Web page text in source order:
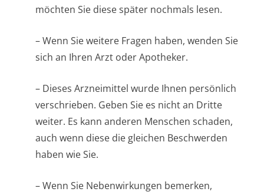
möchten Sie diese später nochmals lesen.
– Wenn Sie weitere Fragen haben, wenden Sie
sich an Ihren Arzt oder Apotheker.
– Dieses Arzneimittel wurde Ihnen persönlich
verschrieben. Geben Sie es nicht an Dritte
weiter. Es kann anderen Menschen schaden,
auch wenn diese die gleichen Beschwerden
haben wie Sie.
– Wenn Sie Nebenwirkungen bemerken,